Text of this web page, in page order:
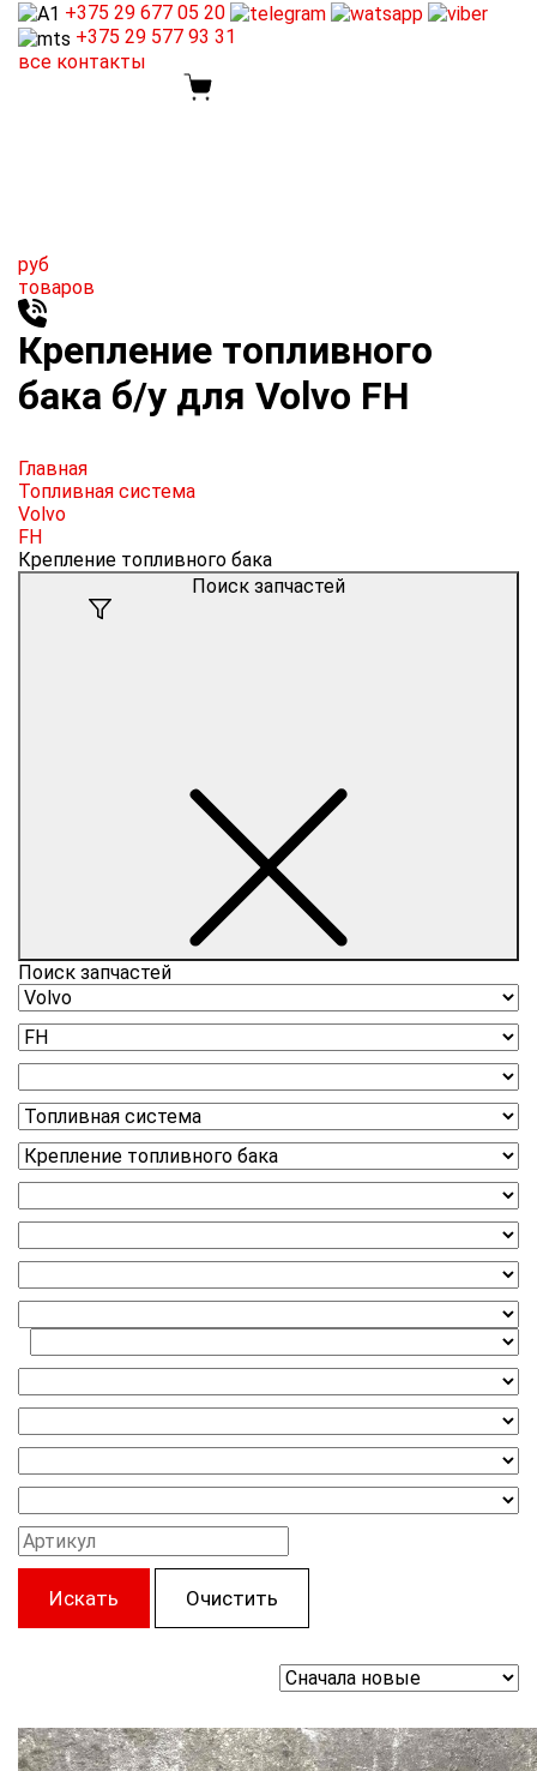
+375 29 677 05 20
+375 29 577 93 31
все контакты
руб
товаров
Крепление топливного
бака б/у для Volvo FH
Главная
Топливная система
Volvo
FH
Крепление топливного бака
Поиск запчастей
Поиск запчастей
Искать Очистить